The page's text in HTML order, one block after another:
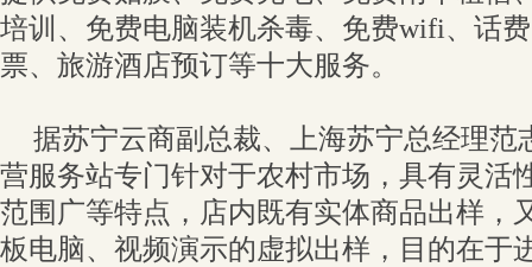
培训、免费电脑装机杀毒、免费wifi、话
票、旅游酒店预订等十大服务。
据苏宁云商副总裁、上海苏宁总经理范
营服务站专门针对于农村市场，具有灵活
范围广等特点，店内既有实体商品出样，
板电脑、视频演示的虚拟出样，目的在于